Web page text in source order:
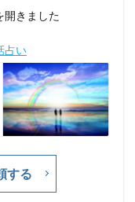
開きました
占い
する